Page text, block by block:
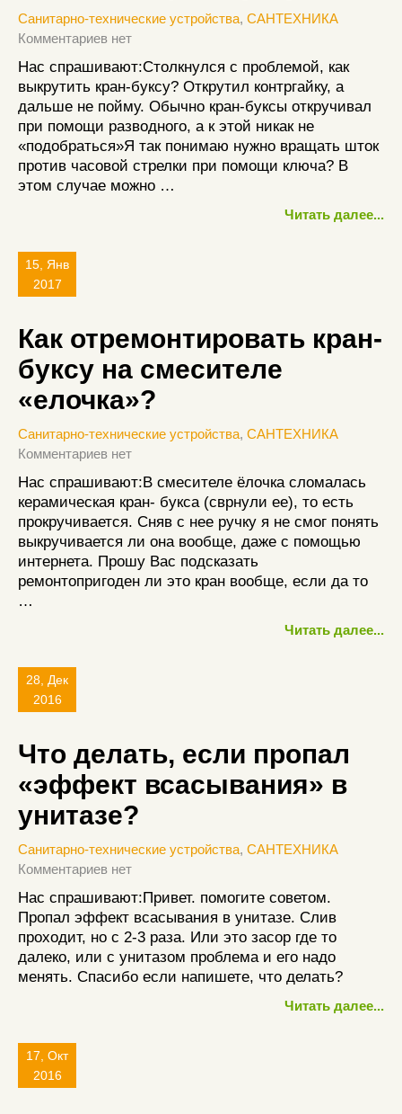
Санитарно-технические устройства, САНТЕХНИКА
Комментариев нет
Нас спрашивают:Столкнулся с проблемой, как
выкрутить кран-буксу? Открутил контргайку, а
дальше не пойму. Обычно кран-буксы откручивал
при помощи разводного, а к этой никак не
«подобраться»Я так понимаю нужно вращать шток
против часовой стрелки при помощи ключа? В
этом случае можно …
Читать далее...
15, Янв
2017
Как отремонтировать кран-
буксу на смесителе
«елочка»?
Санитарно-технические устройства, САНТЕХНИКА
Комментариев нет
Нас спрашивают:В смесителе ёлочка сломалась
керамическая кран- букса (сврнули ее), то есть
прокручивается. Сняв с нее ручку я не смог понять
выкручивается ли она вообще, даже с помощью
интернета. Прошу Вас подсказать
ремонтопригоден ли это кран вообще, если да то
…
Читать далее...
28, Дек
2016
Что делать, если пропал
«эффект всасывания» в
унитазе?
Санитарно-технические устройства, САНТЕХНИКА
Комментариев нет
Нас спрашивают:Привет. помогите советом.
Пропал эффект всасывания в унитазе. Слив
проходит, но с 2-3 раза. Или это засор где то
далеко, или с унитазом проблема и его надо
менять. Спасибо если напишете, что делать?
Читать далее...
17, Окт
2016